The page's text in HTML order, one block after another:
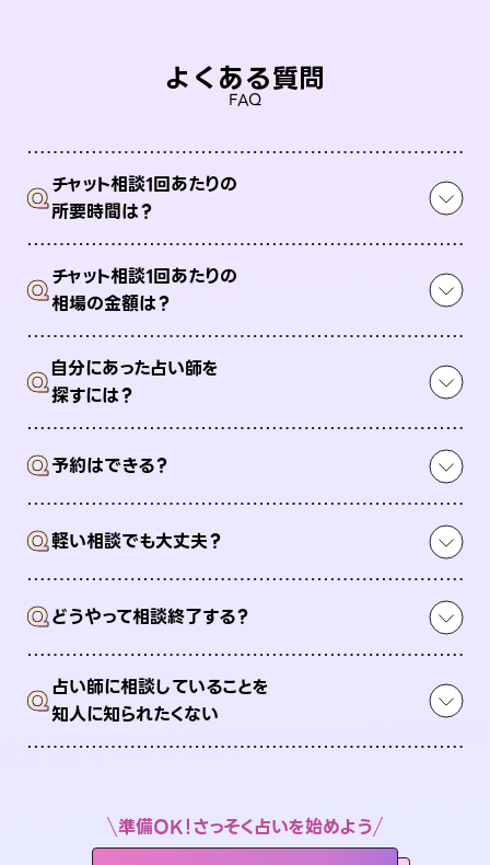
よくある質問
FAQ
Qチャット相談1回あたりの
所要時間は？
Qチャット相談1回あたりの
相場の金額は？
Q自分にあった占い師を
探すには？
Q予約はできる？
Q軽い相談でも大丈夫？
Qどうやって相談終了する？
Q占い師に相談していることを
知人に知られたくない
準備OK！さっそく占いを始めよう